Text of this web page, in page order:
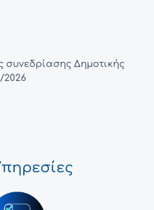
συνεδρίασης Δημοτικής
2026